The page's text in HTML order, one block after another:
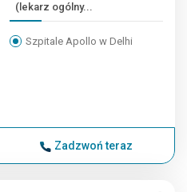
(lekarz ogólny...
Szpitale Apollo w Delhi
Zadzwoń teraz